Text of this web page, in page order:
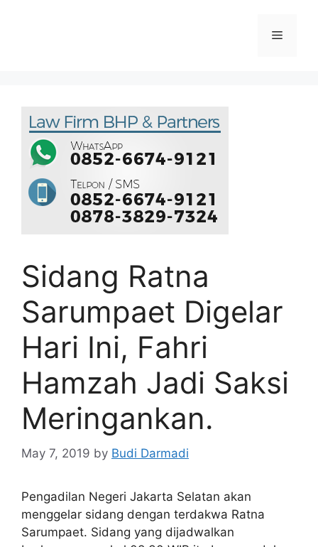
Sidang Ratna
Sarumpaet Digelar
Hari Ini, Fahri
Hamzah Jadi Saksi
Meringankan.
May 7, 2019 by Budi Darmadi
Pengadilan Negeri Jakarta Selatan akan
menggelar sidang dengan terdakwa Ratna
Sarumpaet. Sidang yang dijadwalkan